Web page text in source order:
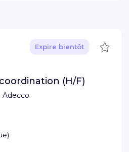
Adecco
Expire bientôt
(H/F)
)